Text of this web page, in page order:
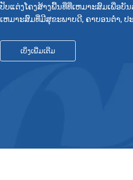
ປັບແຕ່ງໂຄງສ້າງພື້ນທີ່ທີ່ເຫມາະສົມເພື່ອ
ເຫມາະສົມທີ່ມີສຸຂະພາບດີ, ຄາບອນຕ່ໍາ, ປ
ເບິ່ງເພີ່ມເຕີມ